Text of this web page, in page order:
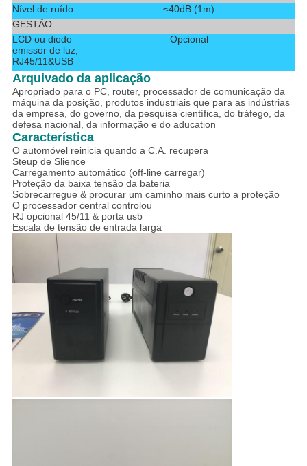
Nível de ruído
≤40dB (1m)
GESTÃO
LCD ou diodo
emissor de luz,
RJ45/11&USB
Opcional
Arquivado da aplicação
Apropriado para o PC, router, processador de comunicação da
máquina da posição, produtos industriais que para as indústrias
da empresa, do governo, da pesquisa científica, do tráfego, da
defesa nacional, da informação e do aducation
Característica
O automóvel reinicia quando a C.A. recupera
Steup de Slience
Carregamento automático (off-line carregar)
Proteção da baixa tensão da bateria
Sobrecarregue & procurar um caminho mais curto a proteção
O processador central controlou
RJ opcional 45/11 & porta usb
Escala de tensão de entrada larga